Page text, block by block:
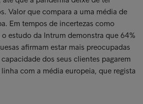
Valor que compara a uma média de
Em tempos de incertezas como
estudo da Intrum demonstra que 64%
afirmam estar mais preocupadas
dos seus clientes pagarem
com a média europeia, que regista